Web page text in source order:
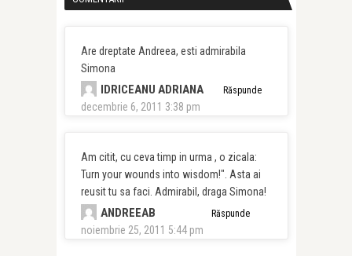
Are dreptate Andreea, esti admirabila
Simona
IDRICEANU ADRIANA
decembrie 6, 2011 3:38 pm
Răspunde
Am citit, cu ceva timp in urma , o zicala:
Turn your wounds into wisdom!". Asta ai
reusit tu sa faci. Admirabil, draga Simona!
ANDREEAB
noiembrie 25, 2011 5:44 pm
Răspunde